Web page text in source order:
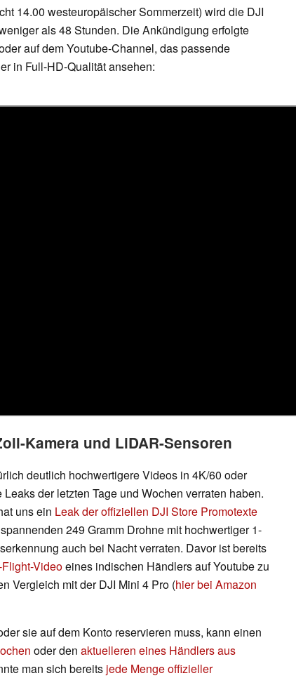
14.00 westeuropäischer Sommerzeit) wird die DJI
als 48 Stunden. Die Ankündigung erfolgte
auf dem Youtube-Channel, das passende
in Full-HD-Qualität ansehen:
Kamera und LiDAR-Sensoren
deutlich hochwertigere Videos in 4K/60 oder
der letzten Tage und Wochen verraten haben.
uns ein Leak der offiziellen DJI Store Promotexte
249 Gramm Drohne mit hochwertiger 1-
auch bei Nacht verraten. Davor ist bereits
Videoeines indischen Händlers auf Youtube zu
Vergleich mit der DJI Mini 4 Pro (hier bei Amazon
sie auf dem Konto reservieren muss, kann einen
oder den aktuelleren eines Händlers aus
man sich bereits jede Menge offizieller